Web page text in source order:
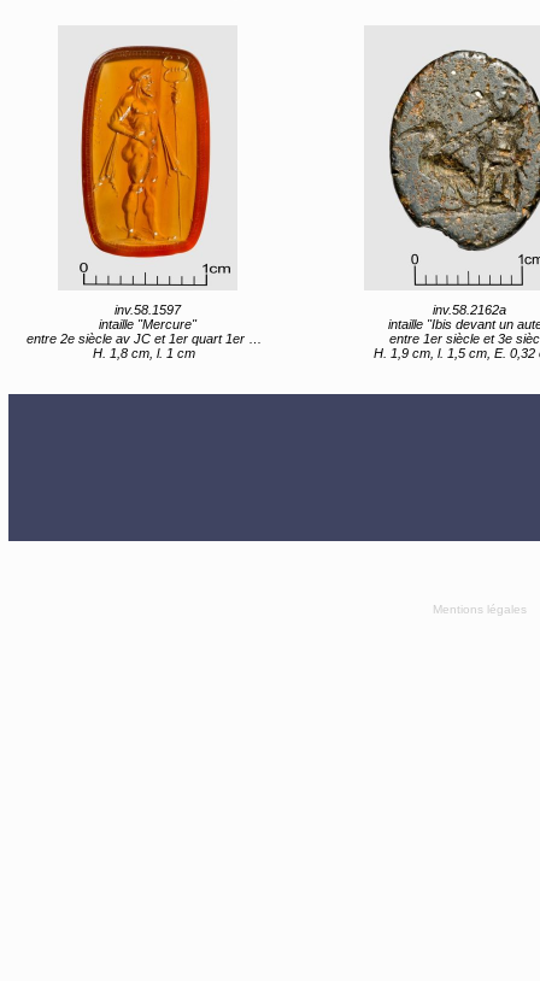
inv.58.1597
intaille "Mercure"
entre 2e siècle av JC et 1er quart 1er siècle av JC
H. 1,8 cm, l. 1 cm
inv.58.2162a
intaille "Ibis devant un
entre 1er siècle et 3e
H. 1,9 cm, l. 1,5 cm, E. 0,32
Mentions légales